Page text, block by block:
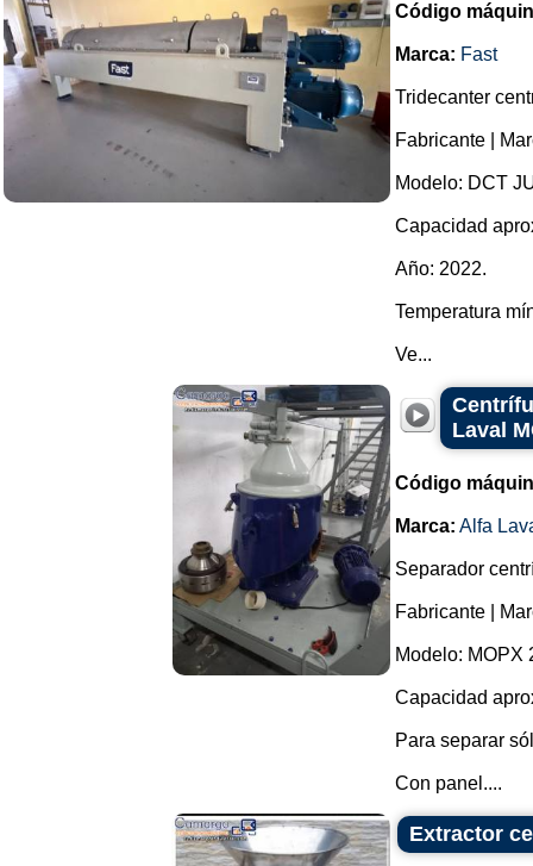
Código
Marca: Fast
Tridecanter
Fabricante |
Modelo: DCT
Capacidad
Año: 2022.
Temperatura
Ve...
Laval
Código
Marca: Alfa
Separador
Fabricante |
Modelo: MOPX
Capacidad
Para separar
Con panel....
Extractor